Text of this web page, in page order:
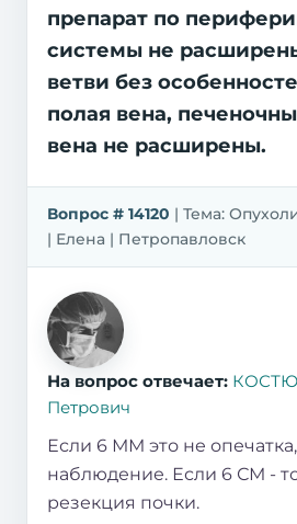
препарат по
системы не
ветви без
полая вена,
вена не расширены.
Вопрос # 14120 | Тема:
| Елена | Петропавловск
На вопрос отвечает:
Петрович
Если 6 ММ это не
наблюдение. Если 6 СМ -
резекция почки.